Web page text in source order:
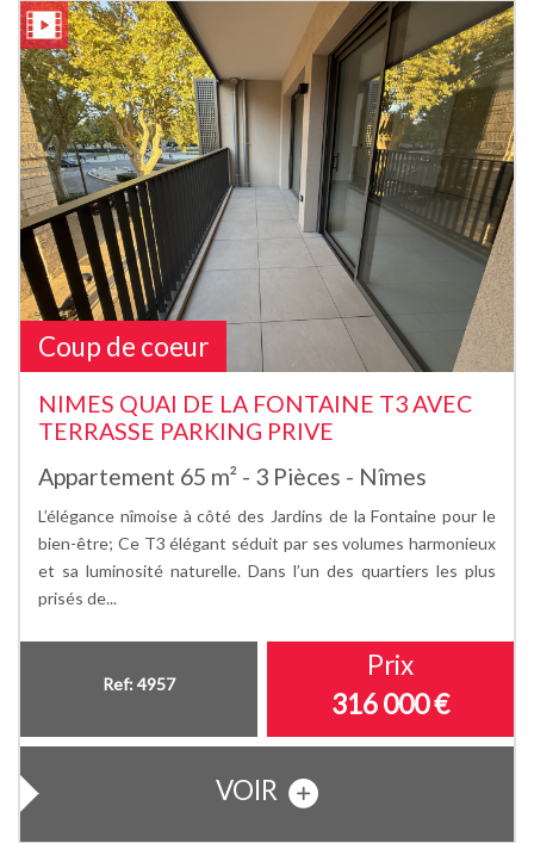
Coup de coeur
NIMES QUAI DE LA FONTAINE T3 AVEC
TERRASSE PARKING PRIVE
Appartement 65 m² - 3 Pièces - Nîmes
L’élégance nîmoise à côté des Jardins de la Fontaine pour le
bien-être; Ce T3 élégant séduit par ses volumes harmonieux
et sa luminosité naturelle. Dans l’un des quartiers les plus
prisés de...
Ref: 4957
Prix
316 000€
VOIR